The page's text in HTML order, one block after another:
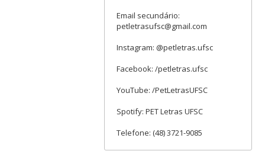
Email secundário:
petletrasufsc@gmail.com
Instagram: @petletras.ufsc
Facebook: /petletras.ufsc
YouTube: /PetLetrasUFSC
Spotify: PET Letras UFSC
Telefone: (48) 3721-9085